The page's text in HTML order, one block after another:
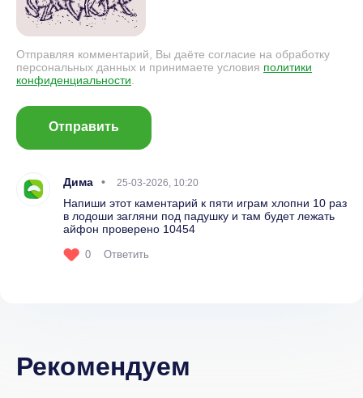
Отправляя комментарий, Вы даёте согласие на обработку
персональных данных и принимаете условия политики
конфиденциальности
Отправить
Дима 25-03-2026, 10:20
Напиши этот каментарий к пяти играм хлопни 10 раз
в лодоши загляни под падушку и там будет лежать
айфон проверено 10454
0 Ответить
Рекомендуем